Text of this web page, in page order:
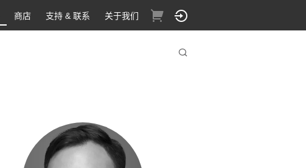
商店 支持 & 联系 关于我们